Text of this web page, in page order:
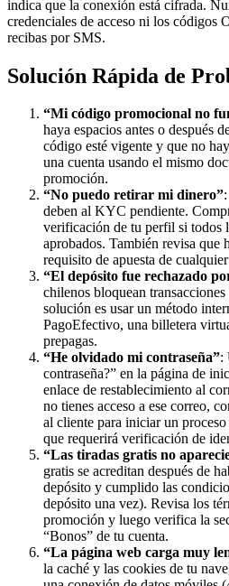
indica que la conexión está cifrada.
credenciales de acceso ni los códigos
recibas por SMS.
Solución Rápida de
“Mi código promocional no
haya espacios antes o después
código esté vigente y que no
una cuenta usando el mismo
promoción.
“No puedo retirar mi dinero”
deben al KYC pendiente.
verificación de tu perfil si todos
aprobados. También revisa que
requisito de apuesta de
“El depósito fue rechazado
chilenos bloquean
solución es usar un método
PagoEfectivo, una billetera
prepagas.
“He olvidado mi contraseña”:
contraseña?” en la página de
enlace de restablecimiento al
no tienes acceso a ese correo,
al cliente para iniciar un
que requerirá verificación de
“Las tiradas gratis no
gratis se acreditan después de
depósito y cumplido las
depósito una vez). Revisa los
promoción y luego verifica la
“Bonos” de tu cuenta.
“La página web carga muy
la caché y las cookies de tu